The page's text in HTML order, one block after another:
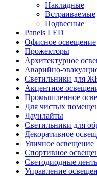
Накладные
Встраиваемые
Подвесные
Panels LED
Офисное освещение
Прожекторы
Архитектурное
Аварийно-
Светильники для
Акцентное
Промышленное
Для чистых
Даунлайты
Светильники для
Декоративное
Уличное освещение
Спортивное
Светодиодные
Управление